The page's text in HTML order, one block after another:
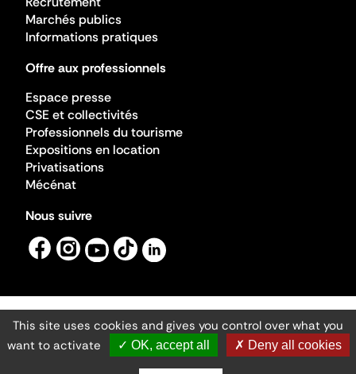
Marchés publics
Informations pratiques
Offre aux professionnels
Espace presse
CSE et collectivités
Professionnels du tourisme
Expositions en location
Privatisations
Mécénat
Nous suivre
Mentions légales
Gestion des cookies
Accessibilité numérique
Ministère de la Culture ©2026
- Cité de l'architecture et du patrimoine
This site uses cookies and gives you control over what you
want to activate
✓ OK, accept all ✗ Deny all cookies